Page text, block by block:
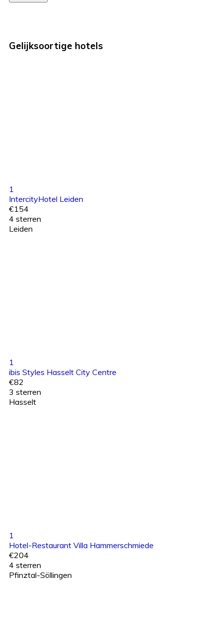
Gelijksoortige hotels
1
IntercityHotel Leiden
€154
4 sterren
Leiden
1
ibis Styles Hasselt City Centre
€82
3 sterren
Hasselt
1
Hotel-Restaurant Villa Hammerschmiede
€204
4 sterren
Pfinztal-Söllingen